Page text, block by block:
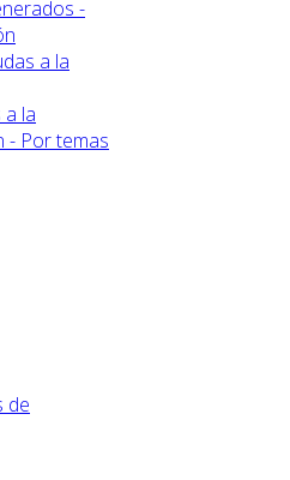
-
a la
a la
- Por temas
de